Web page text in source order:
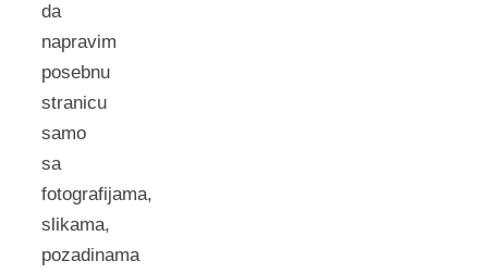
da
napravim
posebnu
stranicu
samo
sa
fotografijama,
slikama,
pozadinama